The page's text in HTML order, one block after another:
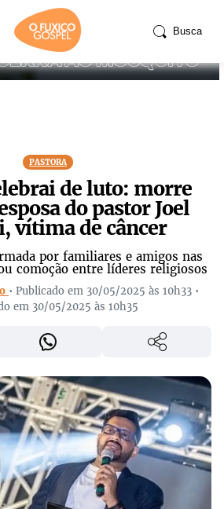
Busca
PASTORA
de luto: morre
do pastor Joel
vítima de câncer
por familiares e amigos nas
comoção entre líderes religiosos
• Publicado em 30/05/2025 às 10h33 •
em 30/05/2025 às 10h35